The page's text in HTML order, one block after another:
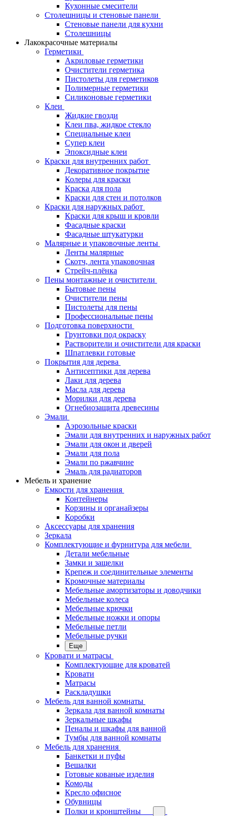
Кухонные смесители
Столешницы и стеновые панели
Стеновые панели для кухни
Столешницы
Лакокрасочные материалы
Герметики
Акриловые герметики
Очистители герметика
Пистолеты для герметиков
Полимерные герметики
Силиконовые герметики
Клеи
Жидкие гвозди
Клеи пва, жидкое стекло
Специальные клеи
Супер клеи
Эпоксидные клеи
Краски для внутренних работ
Декоративное покрытие
Колеры для краски
Краска для пола
Краски для стен и потолков
Краски для наружных работ
Краски для крыш и кровли
Фасадные краски
Фасадные штукатурки
Малярные и упаковочные ленты
Ленты малярные
Скотч, лента упаковочная
Стрейч-плёнка
Пены монтажные и очистители
Бытовые пены
Очистители пены
Пистолеты для пены
Профессиональные пены
Подготовка поверхности
Грунтовки под окраску
Растворители и очистители для краски
Шпатлевки готовые
Покрытия для дерева
Антисептики для дерева
Лаки для дерева
Масла для дерева
Морилки для дерева
Огнебиозащита древесины
Эмали
Аэрозольные краски
Эмали для внутренних и наружных работ
Эмали для окон и дверей
Эмали для пола
Эмали по ржавчине
Эмаль для радиаторов
Мебель и хранение
Емкости для хранения
Контейнеры
Корзины и органайзеры
Коробки
Аксессуары для хранения
Зеркала
Комплектующие и фурнитура для мебели
Детали мебельные
Замки и защелки
Крепеж и соединительные элементы
Кромочные материалы
Мебельные амортизаторы и доводчики
Мебельные колеса
Мебельные крючки
Мебельные ножки и опоры
Мебельные петли
Мебельные ручки
Еще
Кровати и матрасы
Комплектующие для кроватей
Кровати
Матрасы
Раскладушки
Мебель для ванной комнаты
Зеркала для ванной комнаты
Зеркальные шкафы
Пеналы и шкафы для ванной
Тумбы для ванной комнаты
Мебель для хранения
Банкетки и пуфы
Вешалки
Готовые кованые изделия
Комоды
Кресло офисное
Обувницы
Полки и кронштейны